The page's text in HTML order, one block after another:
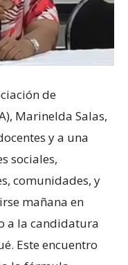
de
Marinelda Salas,
y a una
sociales,
comunidades, y
mañana en
a la candidatura
Este encuentro